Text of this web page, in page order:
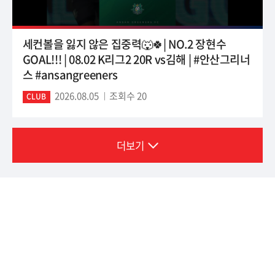
세컨볼을 잃지 않은 집중력🐺🍀| NO.2 장현수
GOAL!!! | 08.02 K리그2 20R vs김해 | #안산그리너
스 #ansangreeners
CLUB 2026.08.05 조회수 20
더보기